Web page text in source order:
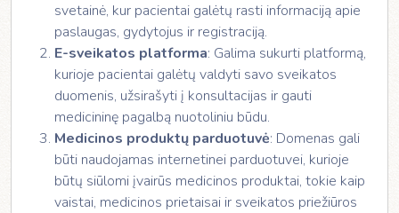
svetainė, kur pacientai galėtų rasti informaciją apie
paslaugas, gydytojus ir registraciją.
E-sveikatos platforma: Galima sukurti platformą,
kurioje pacientai galėtų valdyti savo sveikatos
duomenis, užsirašyti į konsultacijas ir gauti
medicininę pagalbą nuotoliniu būdu.
Medicinos produktų parduotuvė: Domenas gali
būti naudojamas internetinei parduotuvei, kurioje
būtų siūlomi įvairūs medicinos produktai, tokie kaip
vaistai, medicinos prietaisai ir sveikatos priežiūros